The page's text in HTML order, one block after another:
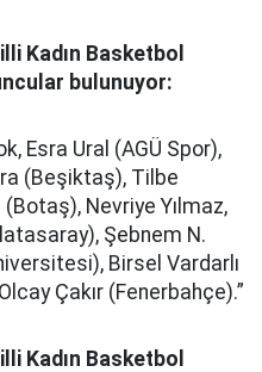
Kadın Basketbol
bulunuyor:
Esra Ural (AGÜ Spor),
(Beşiktaş), Tilbe
Nevriye Yılmaz,
Şebnem N.
Birsel Vardarlı
Çakır (Fenerbahçe).”
Kadın Basketbol